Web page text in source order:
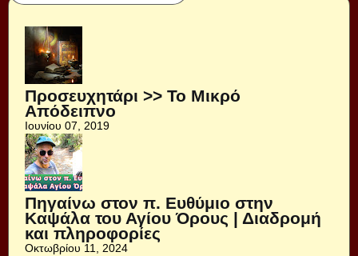
Προσευχητάρι >> Το Μικρό
Απόδειπνο
Ιουνίου 07, 2019
Πηγαίνω στον π. Ευθύμιο στην
Καψάλα του Αγίου Όρους | Διαδρομή
και πληροφορίες
Οκτωβρίου 11, 2024